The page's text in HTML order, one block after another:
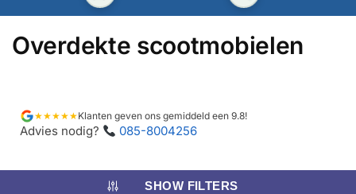
Overdekte scootmobielen
★★★★★Klanten geven ons gemiddeld een 9.8!
Advies nodig? 085-8004256
SHOW FILTERS